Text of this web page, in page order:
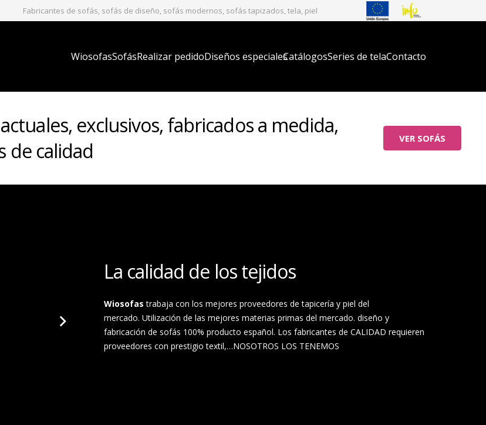
Fabricantes de sofás, sofás de diseño, sofás modernos, sofás tapizados, tela, piel
WiosofasSofásRealizar pedidoDiseños especialesCatálogosSeries de telaContacto
exclusivos, fabricados a medida,
de calidad
VER SOFÁS
La calidad de los tejidos
Wiosofas trabaja con los mejores proveedores de tapicería y piel del
mercado. Utilización de las mejores materias primas del mercado. diseño y
fabricación de sofás 100% producto español. Los fabricantes de CALIDAD requieren
proveedores con prestigio textil,…NOSOTROS LOS TENEMOS